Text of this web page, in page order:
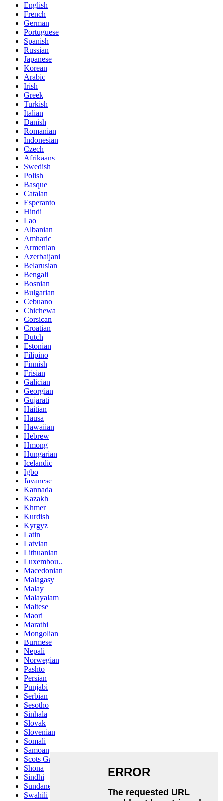
English
French
German
Portuguese
Spanish
Russian
Japanese
Korean
Arabic
Irish
Greek
Turkish
Italian
Danish
Romanian
Indonesian
Czech
Afrikaans
Swedish
Polish
Basque
Catalan
Esperanto
Hindi
Lao
Albanian
Amharic
Armenian
Azerbaijani
Belarusian
Bengali
Bosnian
Bulgarian
Cebuano
Chichewa
Corsican
Croatian
Dutch
Estonian
Filipino
Finnish
Frisian
Galician
Georgian
Gujarati
Haitian
Hausa
Hawaiian
Hebrew
Hmong
Hungarian
Icelandic
Igbo
Javanese
Kannada
Kazakh
Khmer
Kurdish
Kyrgyz
Latin
Latvian
Lithuanian
Luxembou..
Macedonian
Malagasy
Malay
Malayalam
Maltese
Maori
Marathi
Mongolian
Burmese
Nepali
Norwegian
Pashto
Persian
Punjabi
Serbian
Sesotho
Sinhala
Slovak
Slovenian
Somali
Samoan
Scots Gaelic
Shona
Sindhi
Sundanese
Swahili